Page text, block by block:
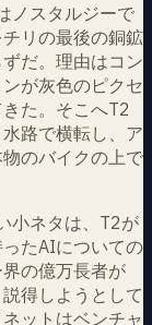
ノスタルジーで
リの最後の銅鉱
だ。理由はコン
が灰色のピクセ
た。そこへT2
路で横転し、ア
のバイクの上で
小ネタは、T2が
ったAIについての
の億万長者が
得しようとして
ットはベンチャ